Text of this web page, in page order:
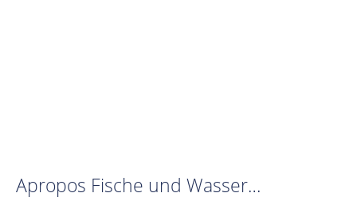
Apropos Fische und Wasser…